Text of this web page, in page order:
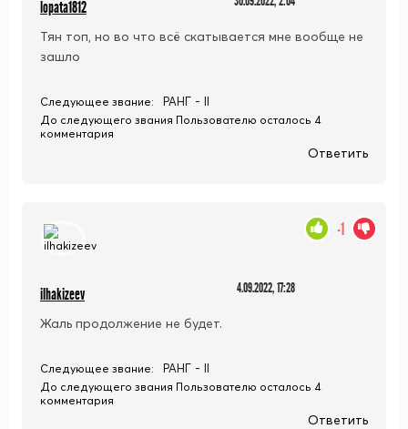
lopata1812
Тян топ, но во что всё скатывается мне вообще не
зашло
Следующее звание: РАНГ - II
До следующего звания Пользователю осталось 4
комментария
Ответить
ilhakizeev 4.09.2022, 17:28
Жаль продолжение не будет.
-1
Следующее звание: РАНГ - II
До следующего звания Пользователю осталось 4
комментария
Ответить